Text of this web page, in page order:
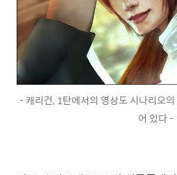
- 캐리건, 1탄에서의 영상도 시나리오
어 있다 -